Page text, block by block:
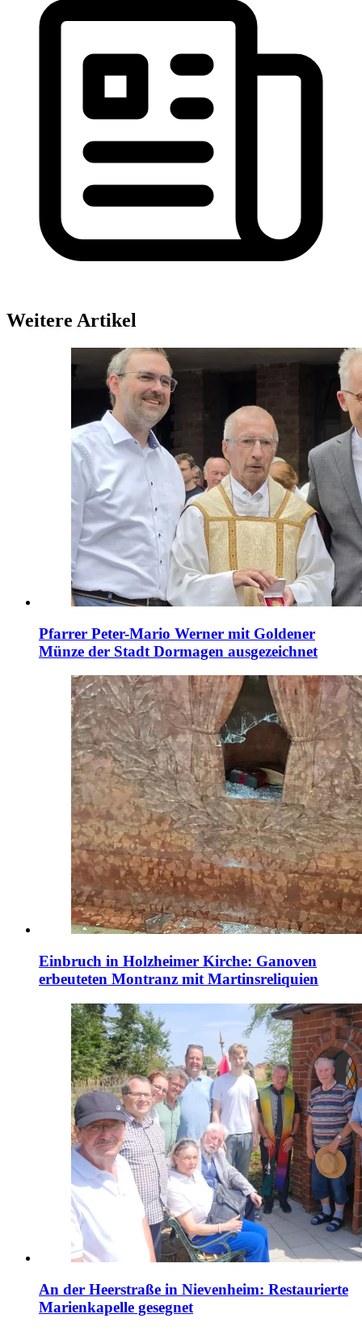
Weitere Artikel
Pfarrer Peter-Mario Werner mit Goldener
Münze der Stadt Dormagen ausgezeichnet
Einbruch in Holzheimer Kirche: Ganoven
erbeuteten Montranz mit Martinsreliquien
An der Heerstraße in Nievenheim: Restaurierte
Marienkapelle gesegnet